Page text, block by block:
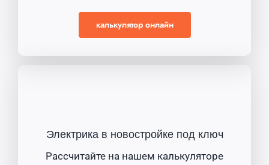
калькулятор онлайн
Электрика в новостройке под ключ
Рассчитайте на нашем калькуляторе